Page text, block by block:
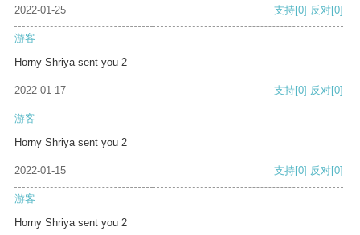
2022-01-25 支持[0] 反对[0]
游客
Horny Shriya sent you 2
2022-01-17 支持[0] 反对[0]
游客
Horny Shriya sent you 2
2022-01-15 支持[0] 反对[0]
游客
Horny Shriya sent you 2